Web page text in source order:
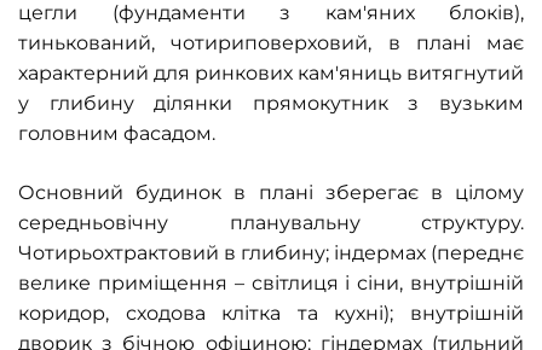
цегли (фундаменти з кам'яних блоків),
тинькований, чотириповерховий, в плані має
характерний для ринкових кам'яниць витягнутий
у глибину ділянки прямокутник з вузьким
головним фасадом.
Основний будинок в плані зберегає в цілому
середньовічну планувальну структуру.
Чотирьохтрактовий в глибину; індермах (переднє
велике приміщення – світлиця і сіни, внутрішній
коридор, сходова клітка та кухні); внутрішній
дворик з бічною офіциною; гіндермах (тильний